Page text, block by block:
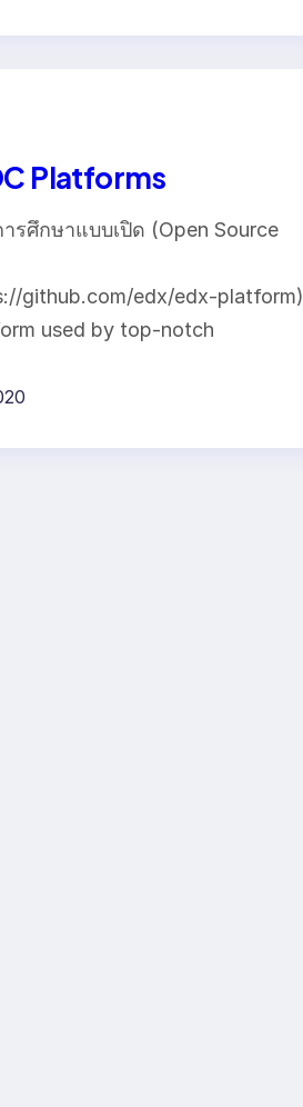
Platforms
รศึกษาแบบเปิด (Open Source
github.com/edx/edx-platform)
used by top-notch